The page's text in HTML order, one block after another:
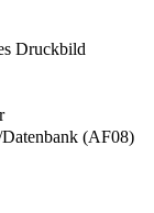
Druckbild
(AF08)